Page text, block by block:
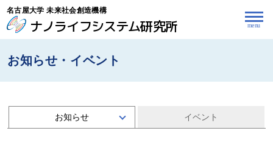
名古屋大学 未来社会創造機構
ナノライフシステム研究所
お知らせ・イベント
お知らせ イベント